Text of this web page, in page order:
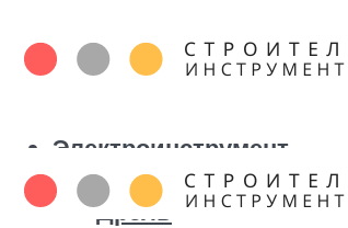
Электроинструмент
Болгарка
Дрель